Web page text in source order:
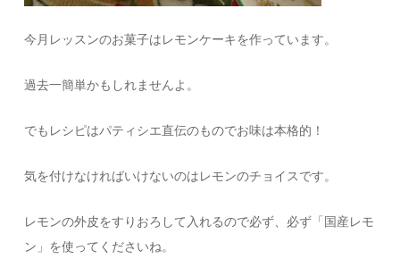
今月レッスンのお菓子はレモンケーキを作っています。
過去一簡単かもしれませんよ。
でもレシピはパティシエ直伝のものでお味は本格的！
気を付けなければいけないのはレモンのチョイスです。
レモンの外皮をすりおろして入れるので必ず、必ず「国産レモ
ン」を使ってくださいね。